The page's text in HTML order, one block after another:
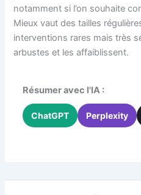
notamment si l’on souhaite
Mieux vaut des tailles
interventions rares mais très
arbustes et les affaiblissent.
Résumer avec l'IA :
ChatGPT Perplexity